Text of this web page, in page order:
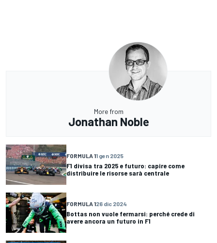
More from
Jonathan Noble
FORMULA 11 gen 2025
F1 divisa tra 2025 e futuro: capire come
distribuire le risorse sarà centrale
FORMULA 126 dic 2024
Bottas non vuole fermarsi: perché crede di
avere ancora un futuro in F1